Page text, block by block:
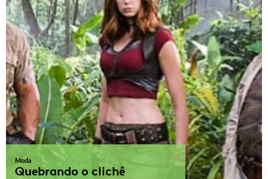
Moda
Quebrando o clichê